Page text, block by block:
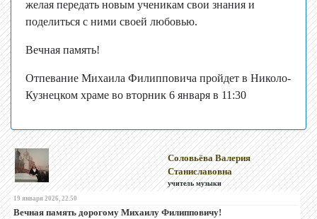
желая передать новым ученикам свои знания и
поделиться с ними своей любовью.
Вечная память!
Отпевание Михаила Филипповича пройдет в Николо-
Кузнецком храме во вторник 6 января в 11:30
Соловьёва Валерия
Станиславовна
учитель музыки
19 января 2026, 22.50
Вечная память дорогому Михаилу Филипповичу!